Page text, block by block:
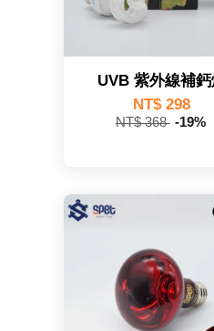
UVB 紫外線補鈣
NT$ 298
NT$ 368 -19%